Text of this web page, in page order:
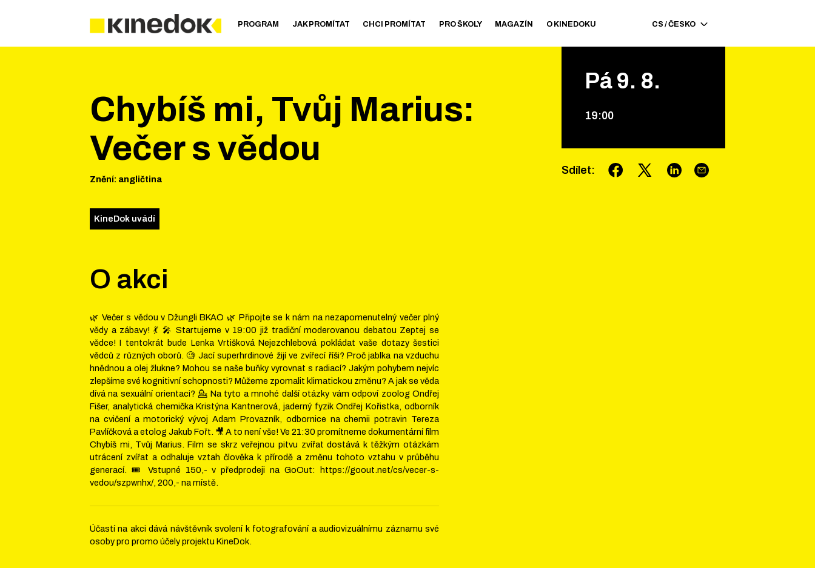
PROGRAM JAK PROMÍTAT CHCI PROMÍTAT PRO ŠKOLY MAGAZÍN O KINEDOKU CS /ČESKO
Chybíš mi, Tvůj Marius:
Večer s vědou
Znění: angličtina
KineDok uvádí
O akci
🌿 Večer s vědou v Džungli BKAO 🌿 Připojte se k nám na nezapomenutelný večer plný
vědy a zábavy! 💃 🎤 Startujeme v 19:00 již tradiční moderovanou debatou Zeptej se
vědce! I tentokrát bude Lenka Vrtišková Nejezchlebová pokládat vaše dotazy šestici
vědců z různých oborů. 🧐 Jací superhrdinové žijí ve zvířecí říši? Proč jablka na vzduchu
hnědnou a olej žlukne? Mohou se naše buňky vyrovnat s radiací? Jakým pohybem nejvíc
zlepšíme své kognitivní schopnosti? Můžeme zpomalit klimatickou změnu? A jak se věda
dívá na sexuální orientaci? 💁 Na tyto a mnohé další otázky vám odpoví zoolog Ondřej
Fišer, analytická chemička Kristýna Kantnerová, jaderný fyzik Ondřej Kořistka, odborník
na cvičení a motorický vývoj Adam Provazník, odbornice na chemii potravin Tereza
Pavlíčková a etolog Jakub Fořt. 🎥 A to není vše! Ve 21:30 promítneme dokumentární film
Chybíš mi, Tvůj Marius. Film se skrz veřejnou pitvu zvířat dostává k těžkým otázkám
utrácení zvířat a odhaluje vztah člověka k přírodě a změnu tohoto vztahu v průběhu
generací. 🎟️ Vstupné 150,- v předprodeji na GoOut: https://goout.net/cs/vecer-s-
vedou/szpwnhx/, 200,- na místě.
Účastí na akci dává návštěvník svolení k fotografování a audiovizuálnímu záznamu své
osoby pro promo účely projektu KineDok.
Pá 9. 8.
19:00
Sdílet: